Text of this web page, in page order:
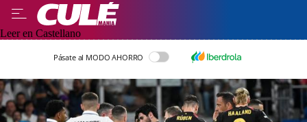
Leer en Castellano
Pásate al MODO AHORRO